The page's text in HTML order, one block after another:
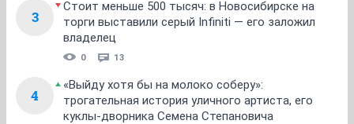
3
Стоит меньше 500 тысяч: в Новосибирске на
торги выставили серый Infiniti — его заложил
владелец
0 13
4
«Выйду хотя бы на молоко соберу»:
трогательная история уличного артиста, его
куклы-дворника Семена Степановича